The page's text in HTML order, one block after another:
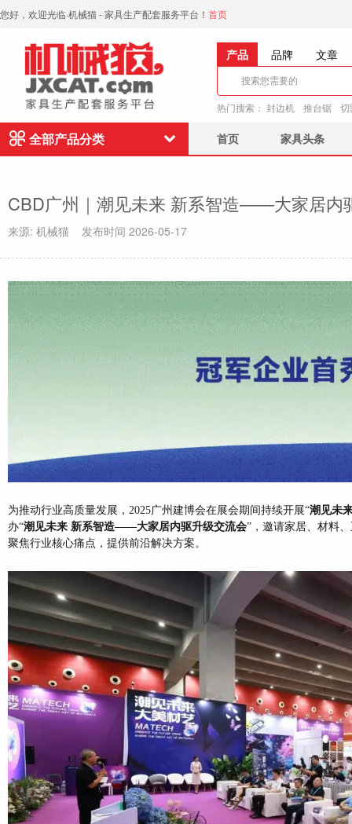
您好，欢迎光临·机械猫 - 家具生产配套服务平台！ 首页
产品 品牌 文章
热门搜索： 封边机 推台锯 切
全部产品分类 首页 家具头条
CBD广州｜潮见未来 新系智造——大家居内
来源: 机械猫 发布时间 2026-05-17
为推动行业高质量发展，2025广州建博会在展会期间持续开展“潮见未
办“潮见未来 新系智造——大家居内驱升级交流会”，邀请家居、材料
聚焦行业核心痛点，提供前沿解决方案。